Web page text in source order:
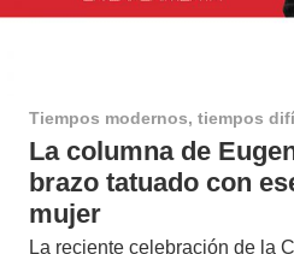
Tiempos modernos, tiempos
La columna de
brazo tatuado con
mujer
La reciente celebración de la